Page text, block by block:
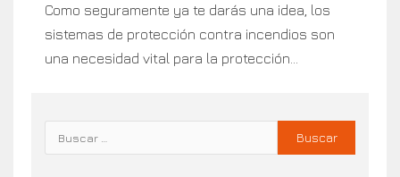
Como seguramente ya te darás una idea, los
sistemas de protección contra incendios son
una necesidad vital para la protección...